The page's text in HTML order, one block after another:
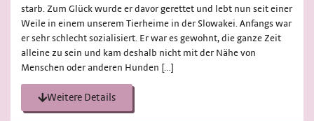
starb. Zum Glück wurde er davor gerettet und lebt nun seit einer
Weile in einem unserem Tierheime in der Slowakei. Anfangs war
er sehr schlecht sozialisiert. Er war es gewohnt, die ganze Zeit
alleine zu sein und kam deshalb nicht mit der Nähe von
Menschen oder anderen Hunden […]
Weitere Details